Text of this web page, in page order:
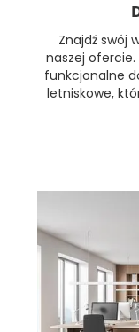
Znajdź swój
naszej
funkcjonalne
letniskowe,